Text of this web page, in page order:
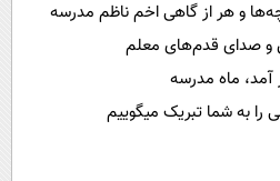
اجتماعی
حیات وحش
خارجی
و هر از گاهی اخم ناظم مدرسه
و صدای قدم‌های معلم
آمد، ماه مدرسه
به شما تبریک میگوییم